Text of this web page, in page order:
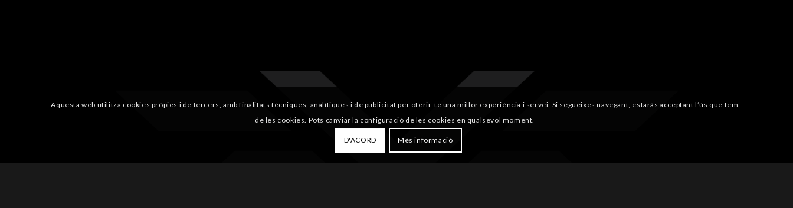
Aquesta web utilitza cookies pròpies i de tercers, amb finalitats tècniques, analítiques i de publicitat per oferir-te una millor experiència i servei. Si segueixes navegant, estaràs acceptant l’ús que fem
de les cookies. Pots canviar la configuració de les cookies en qualsevol moment.
D'ACORD Més informació